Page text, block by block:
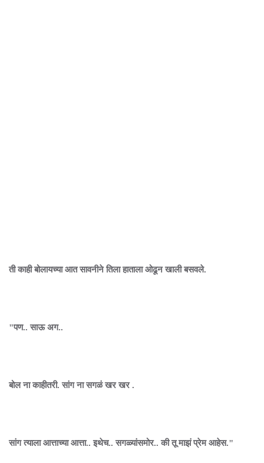
ती काही बोलायच्या आत सावनीने तिला हाताला ओढून खाली बसवले.
"पण.. साऊ अग..
बोल ना काहीतरी. सांग ना सगळं खर खर .
सांग त्याला आत्ताच्या आत्ता.. इथेच.. सगळ्यांसमोर.. की तू माझं प्रेम आहेस."